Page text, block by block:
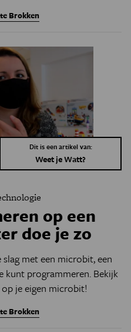
Brokken
Dit is een artikel van:
Weet je Watt?
op een
doe je zo
met een microbit, een
kunt programmeren. Bekijk
je eigen microbit!
Brokken